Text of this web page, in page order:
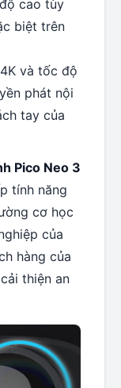
cao tùy
biệt trên
và tốc độ
phát nội
tay của
Pico Neo 3
tính năng
cơ học
của
hàng của
thiện an